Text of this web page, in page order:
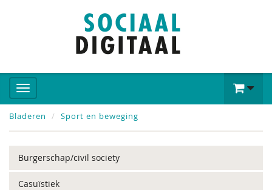
Bladeren Sport en beweging
Burgerschap/civil society
Casuïstiek